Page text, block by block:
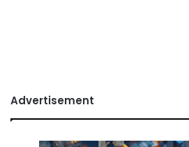
Advertisement